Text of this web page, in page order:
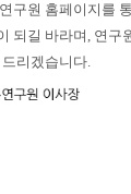
구원 홈페이지를
되길 바라며, 연구
리겠습니다.